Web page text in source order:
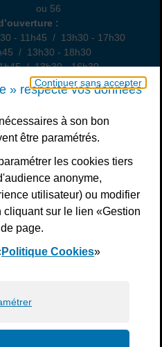
Continuer sans accepter
» respecte vos données
à son bon
être paramétrés.
les cookies tiers
anonyme,
utilisateur) ou modifier
sur le lien «Gestion
page.
Politique Cookies»
ou 56
:
- 11h45 / 13h30 - 17h30
/ 13h30 - 18h30
/ 13h30 - 16h30
état civil, sur rendez-vous
la newsletter
l’application
suivre
Instagram
Youtube
LinkedIn
Calaméo